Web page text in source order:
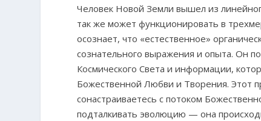
Человек Новой Земли вышел из
так же может функционировать в
осознает, что «естественное»
сознательного выражения и опыта. Он
Космического Света и информации,
Божественной Любви и Творения. Этот
сонастраиваетесь с потоком
подталкивать эволюцию — она